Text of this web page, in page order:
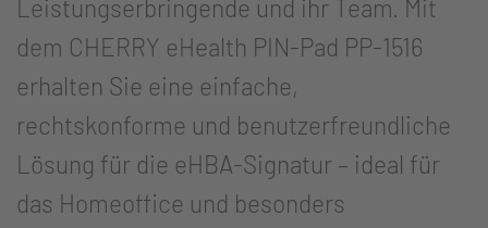
Leistungserbringende und ihr Team. Mit
dem CHERRY eHealth PIN-Pad PP-1516
erhalten Sie eine einfache,
rechtskonforme und benutzerfreundliche
Lösung für die eHBA-Signatur – ideal für
das Homeoffice und besonders